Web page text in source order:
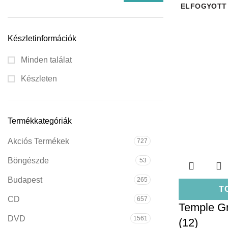
Készletinformációk
Minden találat
Készleten
Termékkategóriák
Akciós Termékek 727
Böngészde 53
Budapest 265
CD 657
DVD 1561
ELFOGYOTT
Temple
(12)